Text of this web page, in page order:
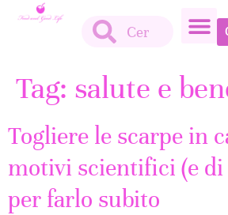
Tag: salute e
Togliere le scarpe in
motivi scientifici (e di
per farlo subito